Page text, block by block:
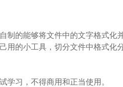
制的能够将文件中的文字格式化
用的小工具，切分文件中格式化
学习，不得商用和正当使用。